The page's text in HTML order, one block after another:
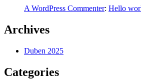
A WordPress Commenter: Hello
Archives
Duben 2025
Categories